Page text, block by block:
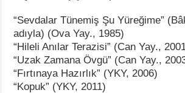
“Sevdalar Tünemiş Şu Yüreğime”
adıyla) (Ova Yay., 1985)
“Hileli Anılar Terazisi” (Can Yay.,
“Uzak Zamana Övgü” (Can Yay.,
“Fırtınaya Hazırlık” (YKY, 2006)
“Kopuk” (YKY, 2011)